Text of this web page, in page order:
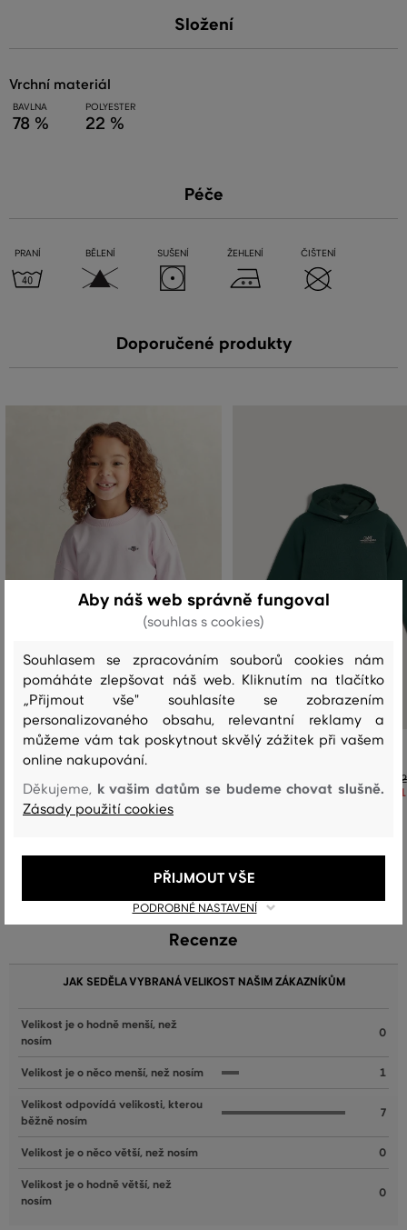
Složení
vrchní materiál
BAVLNA
78 %
POLYESTER
22 %
Péče
PRANÍ BĚLENÍ SUŠENÍ ŽEHLENÍ ČIŠTENÍ
Doporučené produkty
MIKINA GANT SHIELD OVERSIZE CREW
NECK SWEATSHIRT
1 699 Kč
1 189 Kč
MIKINA GANT GRAPHIC HOODIE
Recenze
JAK SEDĚLA VYBRANÁ VELIKOST NAŠIM ZÁKAZNÍKŮM
Velikost je o hodně menší, než
nosím
0
Velikost je o něco menší, než nosím 1
Velikost odpovídá velikosti, kterou
běžně nosím
7
Velikost je o něco větší, než nosím 0
Velikost je o hodně větší, než
nosím
0
Aby náš web správně fungoval
(souhlas s cookies)
Souhlasem se zpracováním souborů cookies nám
pomáháte zlepšovat náš web. Kliknutím na tlačítko
„Přijmout vše" souhlasíte se zobrazením
personalizovaného obsahu, relevantní reklamy a
můžeme vám tak poskytnout skvělý zážitek při vašem
online nakupování.
Děkujeme, k vašim datům se budeme chovat slušně.
Zásady použití cookies
PODROBNÉ NASTAVENÍ
PŘIJMOUT VŠE